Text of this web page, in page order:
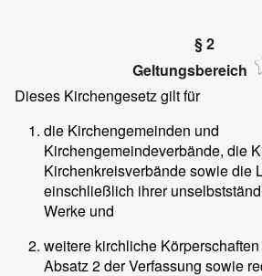
§ 2
Geltungsbereich
Dieses Kirchengesetz gilt für
die Kirchengemeinden und
Kirchengemeindeverbände, die
Kirchenkreisverbände sowie die
einschließlich ihrer
Werke und
weitere kirchliche
Absatz 2 der Verfassung sowie